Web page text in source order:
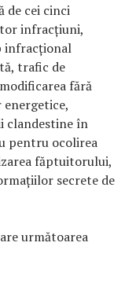
de cei cinci
infracţiuni,
infracţional
trafic de
fără
clandestine în
pentru ocolirea
făptuitorului,
secrete de
următoarea